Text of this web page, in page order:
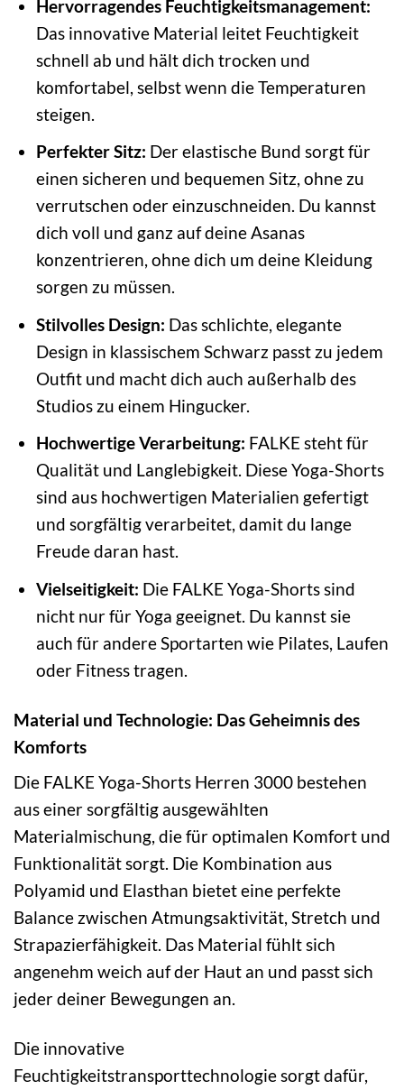
Hervorragendes Feuchtigkeitsmanagement:
Das innovative Material leitet Feuchtigkeit
schnell ab und hält dich trocken und
komfortabel, selbst wenn die Temperaturen
steigen.
Perfekter Sitz: Der elastische Bund sorgt für
einen sicheren und bequemen Sitz, ohne zu
verrutschen oder einzuschneiden. Du kannst
dich voll und ganz auf deine Asanas
konzentrieren, ohne dich um deine Kleidung
sorgen zu müssen.
Stilvolles Design: Das schlichte, elegante
Design in klassischem Schwarz passt zu jedem
Outfit und macht dich auch außerhalb des
Studios zu einem Hingucker.
Hochwertige Verarbeitung: FALKE steht für
Qualität und Langlebigkeit. Diese Yoga-Shorts
sind aus hochwertigen Materialien gefertigt
und sorgfältig verarbeitet, damit du lange
Freude daran hast.
Vielseitigkeit: Die FALKE Yoga-Shorts sind
nicht nur für Yoga geeignet. Du kannst sie
auch für andere Sportarten wie Pilates, Laufen
oder Fitness tragen.
Material und Technologie: Das Geheimnis des
Komforts
Die FALKE Yoga-Shorts Herren 3000 bestehen
aus einer sorgfältig ausgewählten
Materialmischung, die für optimalen Komfort und
Funktionalität sorgt. Die Kombination aus
Polyamid und Elasthan bietet eine perfekte
Balance zwischen Atmungsaktivität, Stretch und
Strapazierfähigkeit. Das Material fühlt sich
angenehm weich auf der Haut an und passt sich
jeder deiner Bewegungen an.
Die innovative
Feuchtigkeitstransporttechnologie sorgt dafür,